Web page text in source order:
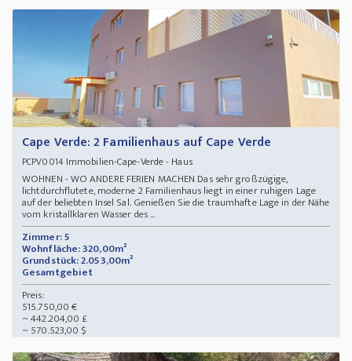
Cape Verde: 2 Familienhaus auf Cape Verde
PCPV0014Immobilien-Cape-Verde - Haus
WOHNEN - WO ANDERE FERIEN MACHEN Das sehr großzügige,
lichtdurchflutete, moderne 2 Familienhaus liegt in einer ruhigen Lage
auf der beliebten Insel Sal. Genießen Sie die traumhafte Lage in der Nähe
vom kristallklaren Wasser des ...
Zimmer: 5
Wohnfläche: 320,00m²
Grundstück: 2.053,00m²
Gesamtgebiet
Preis:
515.750,00 €
~ 442.204,00 £
~ 570.523,00 $